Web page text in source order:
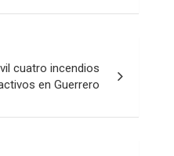
cuatro incendios
en Guerrero